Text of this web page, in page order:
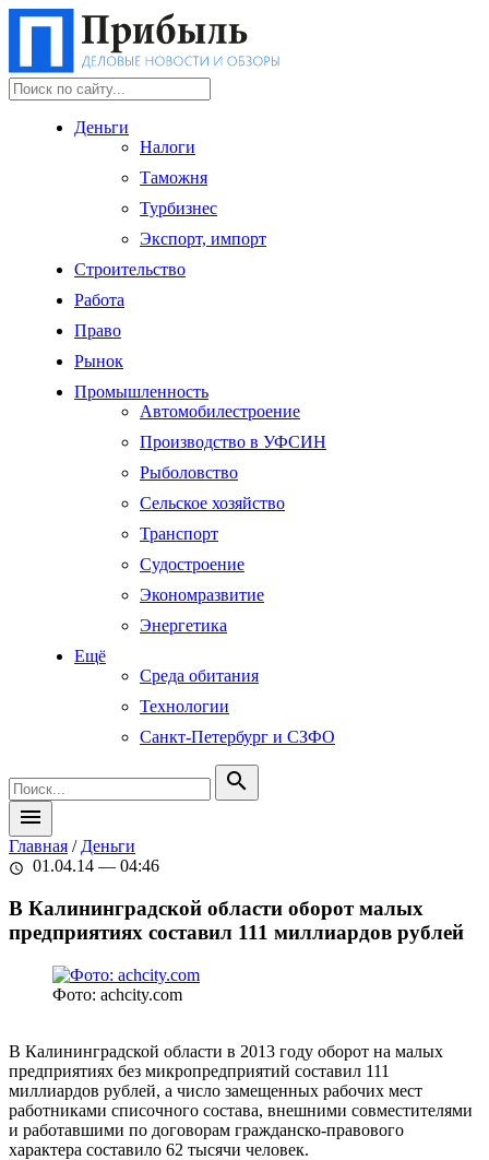
Деньги
Налоги
Таможня
Турбизнес
Экспорт, импорт
Строительство
Работа
Право
Рынок
Промышленность
Автомобилестроение
Производство в УФСИН
Рыболовство
Сельское хозяйство
Транспорт
Судостроение
Экономразвитие
Энергетика
Ещё
Среда обитания
Технологии
Санкт-Петербург и СЗФО
search
menu
Главная / Деньги
schedule 01.04.14 — 04:46
В Калининградской области оборот малых
предприятиях составил 111 миллиардов рублей
Фото: achcity.com
В Калининградской области в 2013 году оборот на малых
предприятиях без микропредприятий составил 111
миллиардов рублей, а число замещенных рабочих мест
работниками списочного состава, внешними совместителями
и работавшими по договорам гражданско-правового
характера составило 62 тысячи человек.